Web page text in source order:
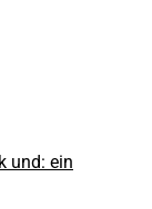
und: ein